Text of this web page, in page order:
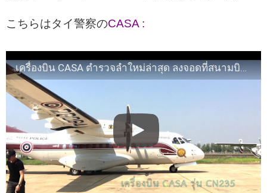
こちらはタイ警察のCASA :
เครื่องบิน CASA ตำรวจลำใหม่ล่าสุด ลงจอดที่สนามบินตรัง